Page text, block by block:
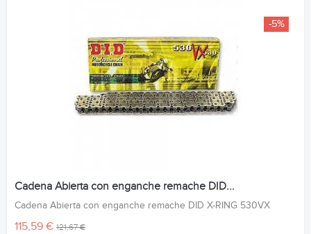
-5%
Cadena Abierta con enganche remache DID...
Cadena Abierta con enganche remache DID X-RING 530VX
115,59 € 121,67 €